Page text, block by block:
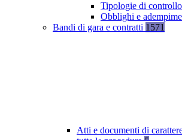
Tipologie di controllo
Obblighi e
Bandi di gara e contratti 1571
Atti e documenti di